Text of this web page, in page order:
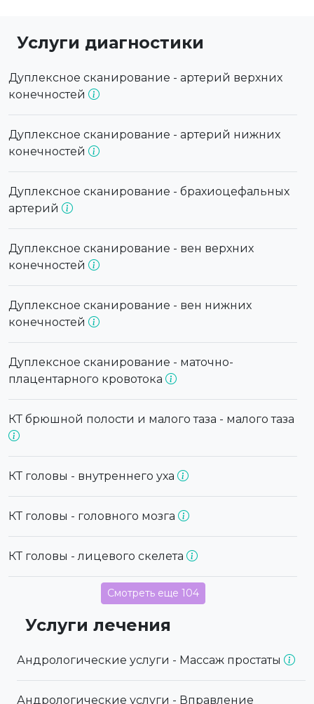
Услуги диагностики
Дуплексное сканирование - артерий верхних
конечностей
Дуплексное сканирование - артерий нижних
конечностей
Дуплексное сканирование - брахиоцефальных
артерий
Дуплексное сканирование - вен верхних
конечностей
Дуплексное сканирование - вен нижних
конечностей
Дуплексное сканирование - маточно-
плацентарного кровотока
КТ брюшной полости и малого таза - малого таза
КТ головы - внутреннего уха
КТ головы - головного мозга
КТ головы - лицевого скелета
Смотреть еще 104
Услуги лечения
Андрологические услуги - Массаж простаты
Андрологические услуги - Вправление